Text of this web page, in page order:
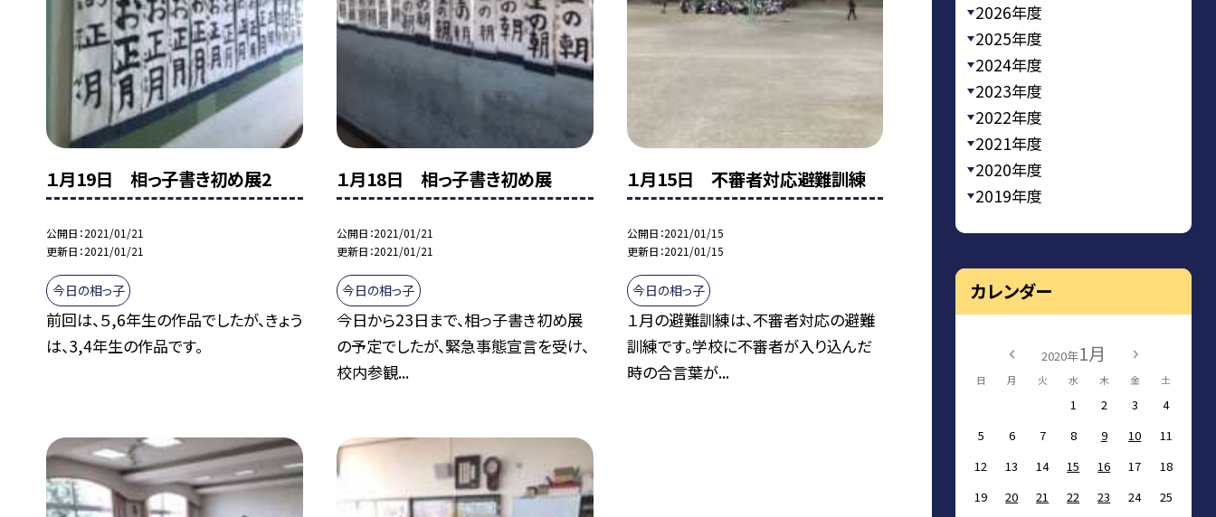
１月19日 相っ子書き初め展2
公開日 2021/01/21
更新日 2021/01/21
今日の相っ子
前回は、５,6年生の作品でしたが、きょう
は、3,4年生の作品です。
１月18日 相っ子書き初め展
公開日 2021/01/21
更新日 2021/01/21
今日の相っ子
今日から23日まで、相っ子書き初め展
の予定でしたが、緊急事態宣言を受け、
校内参観...
１月15日 不審者対応避難訓練
公開日 2021/01/15
更新日 2021/01/15
今日の相っ子
１月の避難訓練は、不審者対応の避難
訓練です。学校に不審者が入り込んだ
時の合言葉が...
2026年度
2025年度
2024年度
2023年度
2022年度
2021年度
2020年度
2019年度
カレンダー
2020年1月
日 月 火 水 木 金 土
1 2 3
4
5
6 7 8 9 10
11
12
13 14 15 16 17
18
19
20 21 22 23 24
25